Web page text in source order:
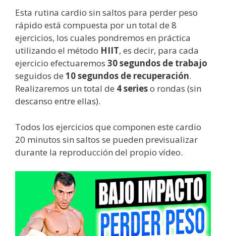
Esta rutina cardio sin saltos para perder peso
rápido está compuesta por un total de 8
ejercicios, los cuales pondremos en práctica
utilizando el método HIIT, es decir, para cada
ejercicio efectuaremos 30 segundos de trabajo
seguidos de 10 segundos de recuperación.
Realizaremos un total de 4 serieso rondas (sin
descanso entre ellas).
Todos los ejercicios que componen este cardio
20 minutos sin saltos se pueden previsualizar
durante la reproducción del propio vídeo.